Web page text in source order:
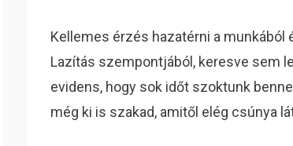
Kellemes érzés hazatérni a munkából
Lazítás szempontjából, keresve sem
evidens, hogy sok időt szoktunk
még ki is szakad, amitől elég csúnya